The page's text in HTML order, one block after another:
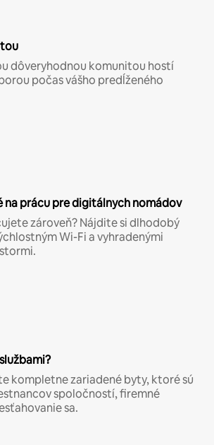
dôveryhodnou komunitou hostí
počas vášho predĺženého
na prácu pre digitálnych nomádov
zároveň? Nájdite si dlhodobý
Wi-Fi a vyhradenými
kompletne zariadené byty, ktoré sú
spoločností, firemné
sa.